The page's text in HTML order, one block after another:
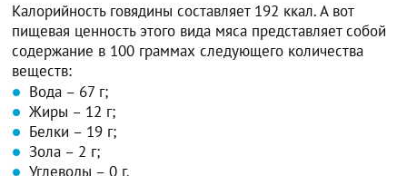
Калорийность говядины составляет 192 ккал. А вот
пищевая ценность этого вида мяса представляет собой
содержание в 100 граммах следующего количества
веществ:
Вода – 67 г;
Жиры – 12 г;
Белки – 19 г;
Зола – 2 г;
Углеводы – 0 г.